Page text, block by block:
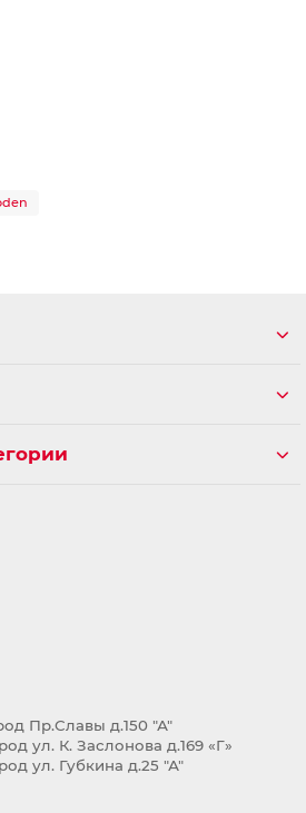
Пр.Славы д.150 "А"
ул. К. Заслонова д.169 «Г»
ул. Губкина д.25 "А"